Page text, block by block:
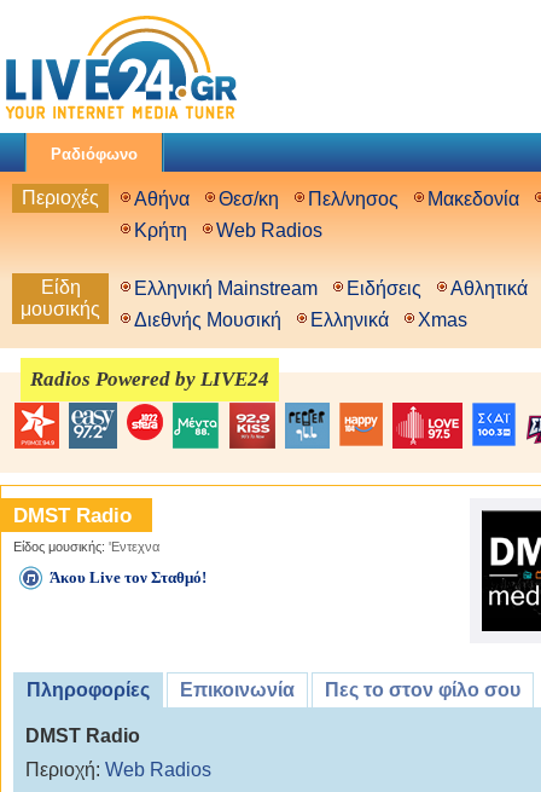
Ραδιόφωνο
Περιοχές Αθήνα Θεσ/κη Πελ/νησος
Μακεδονία
Κρήτη
Web Radios
Είδη
μουσικής
Ελληνική Mainstream Ειδήσεις
Αθλητικά
Διεθνής Μουσική
Ελληνικά Xmas
Radios Powered by LIVE24
DMST Radio
Είδος μουσικής: 'Εντεχνα
Άκου Live τον Σταθμό!
Πληροφορίες Επικοινωνία Πες το στον φίλο σου
DMST Radio
Περιοχή: Web Radios